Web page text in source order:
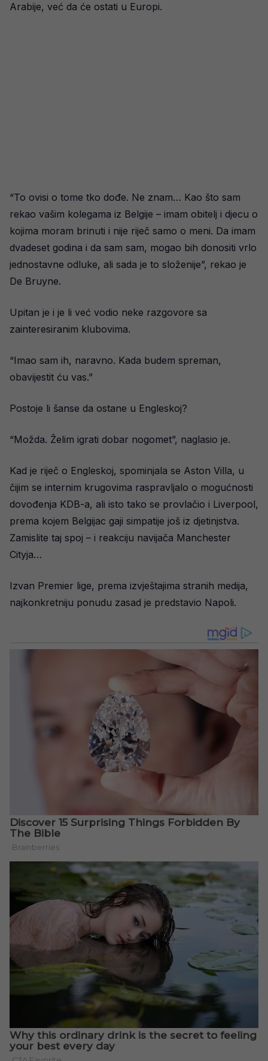
Arabije, već da će ostati u Europi.
“To ovisi o tome tko dođe. Ne znam… Kao što sam
rekao vašim kolegama iz Belgije – imam obitelj i djecu o
kojima moram brinuti i nije riječ samo o meni. Da imam
dvadeset godina i da sam sam, mogao bih donositi vrlo
jednostavne odluke, ali sada je to složenije”, rekao je
De Bruyne.
Upitan je i je li već vodio neke razgovore sa
zainteresiranim klubovima.
“Imao sam ih, naravno. Kada budem spreman,
obavijestit ću vas.”
Postoje li šanse da ostane u Engleskoj?
“Možda. Želim igrati dobar nogomet”, naglasio je.
Kad je riječ o Engleskoj, spominjala se Aston Villa, u
čijim se internim krugovima raspravljalo o mogućnosti
dovođenja KDB-a, ali isto tako se provlačio i Liverpool,
prema kojem Belgijac gaji simpatije još iz djetinjstva.
Zamislite taj spoj – i reakciju navijača Manchester
Cityja…
Izvan Premier lige, prema izvještajima stranih medija,
najkonkretniju ponudu zasad je predstavio Napoli.